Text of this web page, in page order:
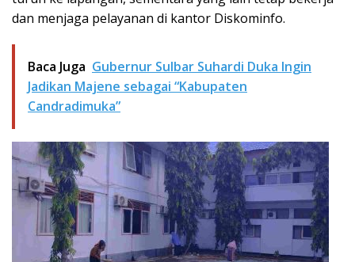
dan menjaga pelayanan di kantor Diskominfo.
Baca Juga Gubernur Sulbar Suhardi Duka Ingin
Jadikan Majene sebagai “Kabupaten
Candradimuka”